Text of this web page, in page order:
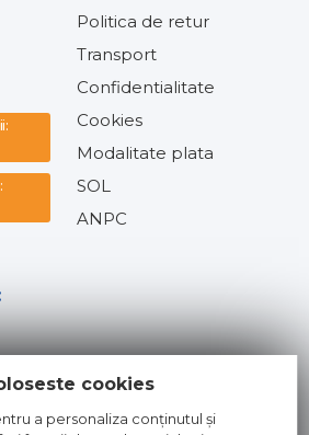
Politica de retur
Transport
Confidentialitate
Cookies
Modalitate plata
SOL
ANPC
cookies
a personaliza conținutul și